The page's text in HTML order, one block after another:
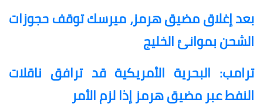
بعد إغلاق مضيق هرمز، ميرسك توقف حجوزات
الشحن بموانئ الخليج
ترامب: البحرية الأمريكية قد ترافق ناقلات
النفط عبر مضيق هرمز إذا لزم الأمر